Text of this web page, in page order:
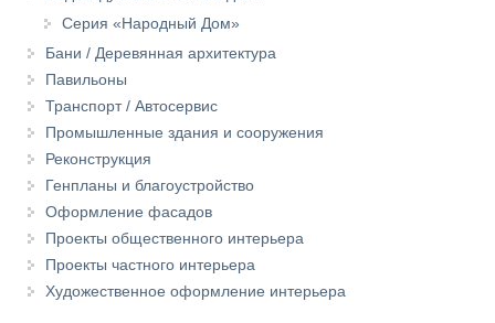
Серия «Народный Дом»
Бани / Деревянная архитектура
Павильоны
Транспорт / Автосервис
Промышленные здания и сооружения
Реконструкция
Генпланы и благоустройство
Оформление фасадов
Проекты общественного интерьера
Проекты частного интерьера
Художественное оформление интерьера